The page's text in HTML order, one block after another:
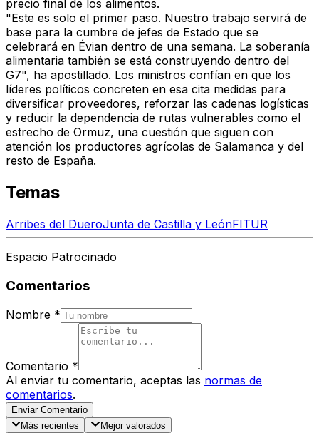
precio final de los alimentos.
"Este es solo el primer paso. Nuestro trabajo servirá de
base para la cumbre de jefes de Estado que se
celebrará en Évian dentro de una semana. La soberanía
alimentaria también se está construyendo dentro del
G7", ha apostillado. Los ministros confían en que los
líderes políticos concreten en esa cita medidas para
diversificar proveedores, reforzar las cadenas logísticas
y reducir la dependencia de rutas vulnerables como el
estrecho de Ormuz, una cuestión que siguen con
atención los productores agrícolas de Salamanca y del
resto de España.
Temas
Arribes del DueroJunta de Castilla y LeónFITUR
Espacio Patrocinado
Comentarios
Nombre *
Comentario *
Al enviar tu comentario, aceptas las normas de
comentarios.
Enviar Comentario
Más recientes
Mejor valorados